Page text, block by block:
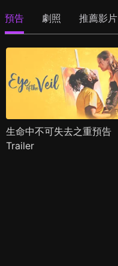
預告 劇照 推薦影片
生命中不可失去之重預告
Trailer